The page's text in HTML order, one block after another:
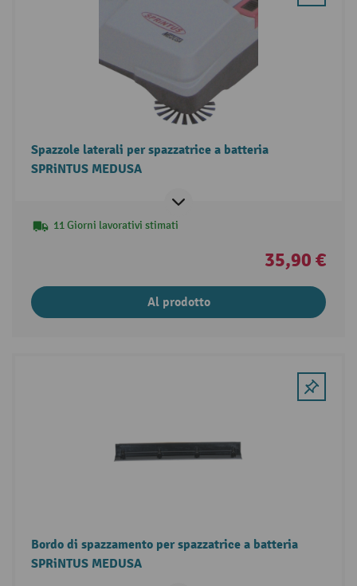
Spazzole laterali per spazzatrice a batteria
SPRiNTUS MEDUSA
11 Giorni lavorativi stimati
35,90 €
Al prodotto
Bordo di spazzamento per spazzatrice a batteria
SPRiNTUS MEDUSA